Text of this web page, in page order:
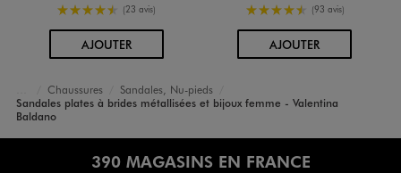
4.5/5 de moyenne
(23 avis)
AJOUTERAU PANIER
4.5/5 de moyenne
(93 avis)
AJOUTERAU PANIER
Accueil
Femme
Chaussures
Sandales, Nu-pieds
Sandales plates à brides métallisées et bijoux femme - Valentina
Baldano
390 MAGASINS EN FRANCE